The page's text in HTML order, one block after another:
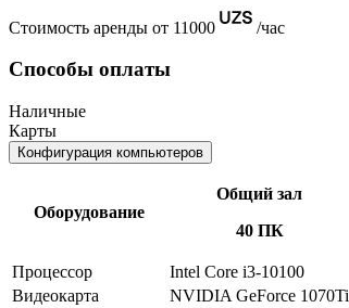
Стоимость аренды от 11000 /час
Способы оплаты
Наличные
Карты
Конфигурация компьютеров
Оборудование
Общий зал
40 ПК
Процессор
Intel Core i3-10100
Видеокарта
NVIDIA GeForce 1070Ti